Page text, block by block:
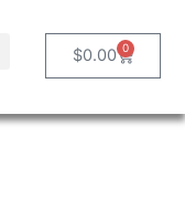
$0.00 0
Carrito